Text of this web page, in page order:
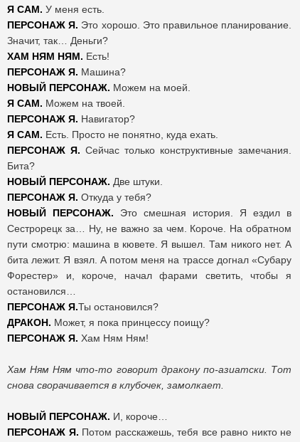
Я САМ. У меня есть.
ПЕРСОНАЖ Я. Это хорошо. Это правильное планирование.
Значит, так… Деньги?
ХАМ НЯМ НЯМ. Есть!
ПЕРСОНАЖ Я. Машина?
НОВЫЙ ПЕРСОНАЖ. Можем на моей.
Я САМ. Можем на твоей.
ПЕРСОНАЖ Я. Навигатор?
Я САМ. Есть. Просто не понятно, куда ехать.
ПЕРСОНАЖ Я. Сейчас только конструктивные замечания.
Бита?
НОВЫЙ ПЕРСОНАЖ. Две штуки.
ПЕРСОНАЖ Я. Откуда у тебя?
НОВЫЙ ПЕРСОНАЖ. Это смешная история. Я ездил в
Сестрорецк за… Ну, не важно за чем. Короче. На обратном
пути смотрю: машина в кювете. Я вышел. Там никого нет. А
бита лежит. Я взял. А потом меня на трассе догнал «Субару
Форестер» и, короче, начал фарами светить, чтобы я
остановился…
ПЕРСОНАЖ Я.Ты остановился?
ДРАКОН. Может, я пока принцессу поищу?
ПЕРСОНАЖ Я. Хам Ням Ням!
Хам Ням Ням что-то говорит дракону по-азиатски. Тот
снова сворачивается в клубочек, замолкает.
НОВЫЙ ПЕРСОНАЖ. И, короче…
ПЕРСОНАЖ Я. Потом расскажешь, тебя все равно никто не